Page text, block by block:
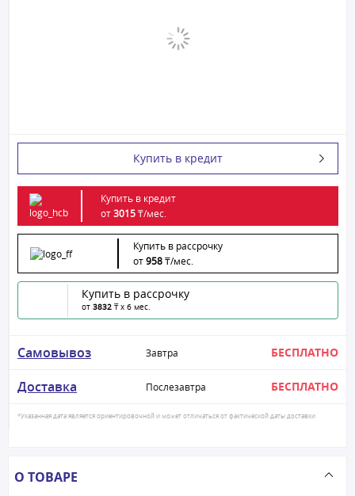
Купить в кредит
Купить в кредит
от3015₸/мес.
Купить в рассрочку
от958₸/мес.
Купить в рассрочку
от 3832 ₸ x 6 мес.
Самовывоз Завтра БЕСПЛАТНО
Доставка Послезавтра БЕСПЛАТНО
*Указанная дата является ориентировочной и может отличаться от фактической даты доставки
О ТОВАРЕ